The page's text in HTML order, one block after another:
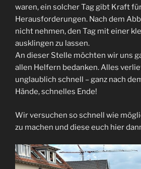
waren, ein solcher Tag gibt Kraft
Herausforderungen. Nach dem
nicht nehmen, den Tag mit einer
ausklingen zu lassen.
An dieser Stelle möchten wir uns
allen Helfern bedanken. Alles
unglaublich schnell – ganz nach
Hände, schnelles Ende!
Wir versuchen so schnell wie
zu machen und diese euch hier